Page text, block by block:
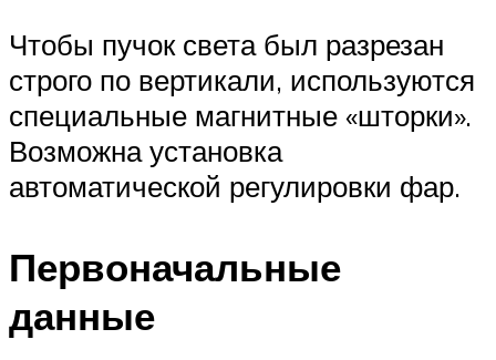
Чтобы пучок света был разрезан
строго по вертикали, используются
специальные магнитные «шторки».
Возможна установка
автоматической регулировки фар.
Первоначальные
данные